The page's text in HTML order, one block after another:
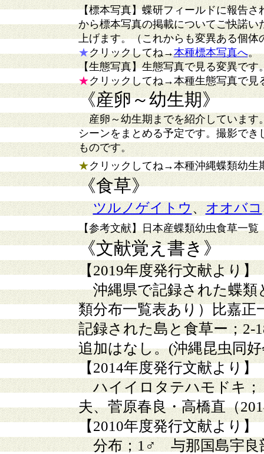
【標本写真】蝶研フィールドに報告さ
から標本写真の掲載についてご快諾
上げます。（これからも変異ある個
★クリックしてね→本種標本写真へ。
【生態写真】生態写真で見る変異です
★クリックしてね→本種生態写真で見
《産卵～幼生期》
産卵～幼生期までを紹介しています
シーンをまとめる予定です。撮影で
ものです。
★クリックしてね→本種沖縄蝶類幼生
《食草》
ツルノゲイトウ 、 オオバコ
【参考文献】日本産蝶類幼虫食草一覧
《文献覚え書き》
【2019年度発行文献より】
沖縄県で記録された蝶
類分布一覧表あり）比嘉正
記録された島と食草ー；
追加はなし。(沖縄昆虫同
【2014年度発行文献より】
ハイイロタテハモドキ
夫、菅原春良・高橋直（
【2010年度発行文献より】
分布；1♂ 与那国島宇良